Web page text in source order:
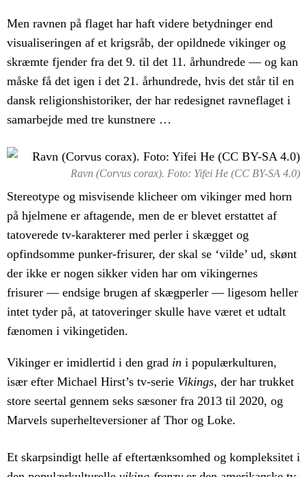
Men ravnen på flaget har haft videre betydninger end
visualiseringen af et krigsråb, der opildnede vikinger og
skræmte fjender fra det 9. til det 11. århundrede — og kan
måske få det igen i det 21. århundrede, hvis det står til en
dansk religionshistoriker, der har redesignet ravneflaget i
samarbejde med tre kunstnere …
Ravn (Corvus corax). Foto: Yifei He (CC BY-SA 4.0)
Stereotype og misvisende klicheer om vikinger med horn
på hjelmene er aftagende, men de er blevet erstattet af
tatoverede tv-karakterer med perler i skægget og
opfindsomme punker-frisurer, der skal se ‘vilde’ ud, skønt
der ikke er nogen sikker viden har om vikingernes
frisurer — endsige brugen af skægperler — ligesom heller
intet tyder på, at tatoveringer skulle have været et udtalt
fænomen i vikingetiden.
Vikinger er imidlertid i den grad in i populærkulturen,
især efter Michael Hirst’s tv-serie Vikings, der har trukket
store seertal gennem seks sæsoner fra 2013 til 2020, og
Marvels superhelteversioner af Thor og Loke.
Et skarpsindigt helle af eftertænksomhed og kompleksitet i